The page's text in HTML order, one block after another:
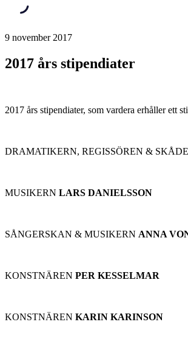
9 november 2017
2017 års stipendiater
2017 års stipendiater, som vardera erhåller ett
DRAMATIKERN, REGISSÖREN &
MUSIKERN LARS DANIELSSON
SÅNGERSKAN & MUSIKERN ANNA
KONSTNÄREN PER KESSELMAR
KONSTNÄREN KARIN KARINSON